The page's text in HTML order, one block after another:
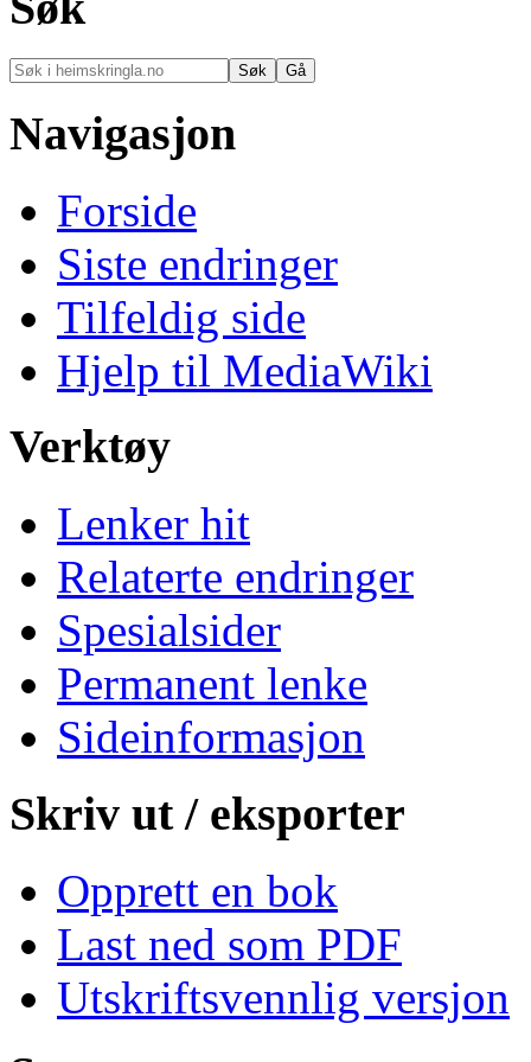
Navigasjon
Forside
Siste endringer
Tilfeldig side
Hjelp til MediaWiki
Verktøy
Lenker hit
Relaterte endringer
Spesialsider
Permanent lenke
Sideinformasjon
Skriv ut / eksporter
Opprett en bok
Last ned som PDF
Utskriftsvennlig versjon